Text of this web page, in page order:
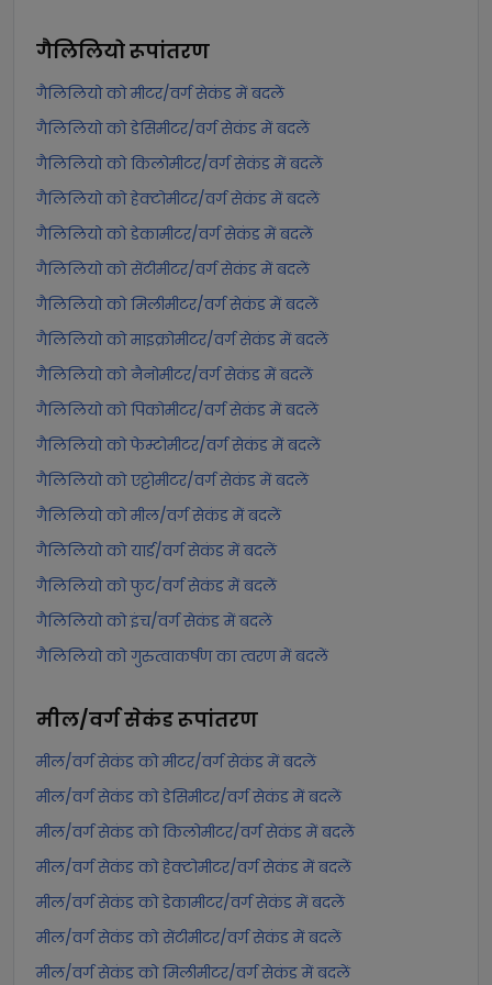
गैलिलियोरूपांतरण
गैलिलियो को मीटर/वर्ग सेकंड में बदलें
गैलिलियो को डेसिमीटर/वर्ग सेकंड में बदलें
गैलिलियो को किलोमीटर/वर्ग सेकंड में बदलें
गैलिलियो को हेक्टोमीटर/वर्ग सेकंड में बदलें
गैलिलियो को डेकामीटर/वर्ग सेकंड में बदलें
गैलिलियो को सेंटीमीटर/वर्ग सेकंड में बदलें
गैलिलियो को मिलीमीटर/वर्ग सेकंड में बदलें
गैलिलियो को माइक्रोमीटर/वर्ग सेकंड में बदलें
गैलिलियो को नैनोमीटर/वर्ग सेकंड में बदलें
गैलिलियो को पिकोमीटर/वर्ग सेकंड में बदलें
गैलिलियो को फेम्टोमीटर/वर्ग सेकंड में बदलें
गैलिलियो को एट्टोमीटर/वर्ग सेकंड में बदलें
गैलिलियो को मील/वर्ग सेकंड में बदलें
गैलिलियो को यार्ड/वर्ग सेकंड में बदलें
गैलिलियो को फुट/वर्ग सेकंड में बदलें
गैलिलियो को इंच/वर्ग सेकंड में बदलें
गैलिलियो को गुरुत्वाकर्षण का त्वरण में बदलें
मील/वर्ग सेकंडरूपांतरण
मील/वर्ग सेकंड को मीटर/वर्ग सेकंड में बदलें
मील/वर्ग सेकंड को डेसिमीटर/वर्ग सेकंड में बदलें
मील/वर्ग सेकंड को किलोमीटर/वर्ग सेकंड में बदलें
मील/वर्ग सेकंड को हेक्टोमीटर/वर्ग सेकंड में बदलें
मील/वर्ग सेकंड को डेकामीटर/वर्ग सेकंड में बदलें
मील/वर्ग सेकंड को सेंटीमीटर/वर्ग सेकंड में बदलें
मील/वर्ग सेकंड को मिलीमीटर/वर्ग सेकंड में बदलें